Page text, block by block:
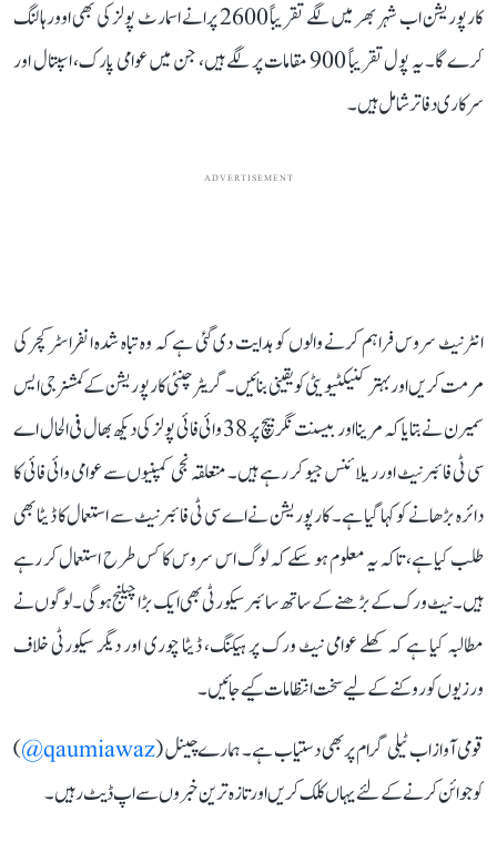
کارپوریشن اب شہر بھر میں لگے تقریباً 2600 پرانے اسمارٹ پولز کی بھی اوورہالنگ
کرے گا۔ یہ پول تقریباً 900 مقامات پر لگے ہیں، جن میں عوامی پارک، اسپتال اور
سرکاری دفاتر شامل ہیں۔
ADVERTISEMENT
انٹرنیٹ سروس فراہم کرنے والوں کو ہدایت دی گئی ہے کہ وہ تباہ شدہ انفراسٹرکچر کی
مرمت کریں اور بہتر کنیکٹیویٹی کو یقینی بنائیں۔ گریٹر چنئی کارپوریشن کے کمشنر جی ایس
سمیرن نے بتایا کہ مرینا اور بیسنت نگر بیچ پر 38 وائی فائی پولز کی دیکھ بھال فی الحال اے
سی ٹی فائبرنیٹ اور ریلائنس جیو کر رہے ہیں۔ متعلقہ نجی کمپنیوں سے عوامی وائی فائی کا
دائرہ بڑھانے کو کہا گیا ہے۔ کارپوریشن نے اے سی ٹی فائبرنیٹ سے استعمال کا ڈیٹا بھی
طلب کیا ہے، تاکہ یہ معلوم ہو سکے کہ لوگ اس سروس کا کس طرح استعمال کر رہے
ہیں۔ نیٹ ورک کے بڑھنے کے ساتھ سائبر سیکورٹی بھی ایک بڑا چیلنج ہوگی۔ لوگوں نے
مطالبہ کیا ہے کہ کھلے عوامی نیٹ ورک پر ہیکنگ، ڈیٹا چوری اور دیگر سیکورٹی خلاف
ورزیوں کو روکنے کے لیے سخت انتظامات کیے جائیں۔
قومی آواز اب ٹیلی گرام پر بھی دستیاب ہے۔ ہمارے چینل (qaumiawaz@
)
کو جوائن کرنے کے لئے یہاں کلک کریں اور تازہ ترین خبروں سے اپ ڈیٹ رہیں۔